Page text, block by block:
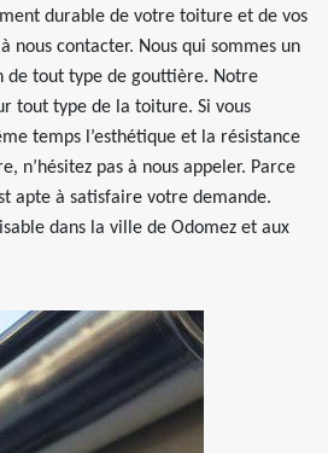
durable de votre toiture et de vos
nous contacter. Nous qui sommes un
de tout type de gouttière. Notre
tout type de la toiture. Si vous
temps l’esthétique et la résistance
n’hésitez pas à nous appeler. Parce
apte à satisfaire votre demande.
dans la ville de Odomez et aux